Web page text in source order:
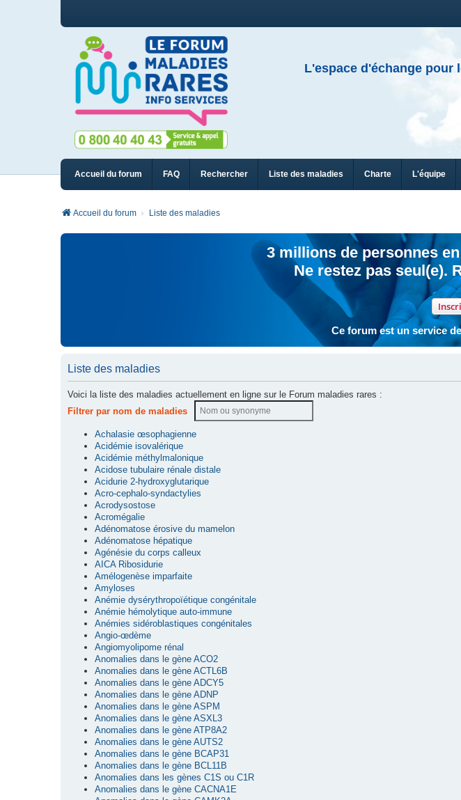
L'espace d'échange pour
Accueil du forum FAQ Rechercher Liste des maladies Charte L'équipe
Accueil du forum Liste des maladies
3 millions de personnes
Ne restez pas seul(e).
Ce forum est un service
Liste des maladies
Voici la liste des maladies actuellement en ligne sur le Forum maladies rares :
Filtrer par nom de maladies
Achalasie œsophagienne
Acidémie isovalérique
Acidémie méthylmalonique
Acidose tubulaire rénale distale
Acidurie 2-hydroxyglutarique
Acro-cephalo-syndactylies
Acrodysostose
Acromégalie
Adénomatose érosive du mamelon
Adénomatose hépatique
Agénésie du corps calleux
AICA Ribosidurie
Amélogenèse imparfaite
Amyloses
Anémie dysérythropoïétique congénitale
Anémie hémolytique auto-immune
Anémies sidéroblastiques congénitales
Angio-œdème
Angiomyolipome rénal
Anomalies dans le gène ACO2
Anomalies dans le gène ACTL6B
Anomalies dans le gène ADCY5
Anomalies dans le gène ADNP
Anomalies dans le gène ASPM
Anomalies dans le gène ASXL3
Anomalies dans le gène ATP8A2
Anomalies dans le gène AUTS2
Anomalies dans le gène BCAP31
Anomalies dans le gène BCL11B
Anomalies dans les gènes C1S ou C1R
Anomalies dans le gène CACNA1E